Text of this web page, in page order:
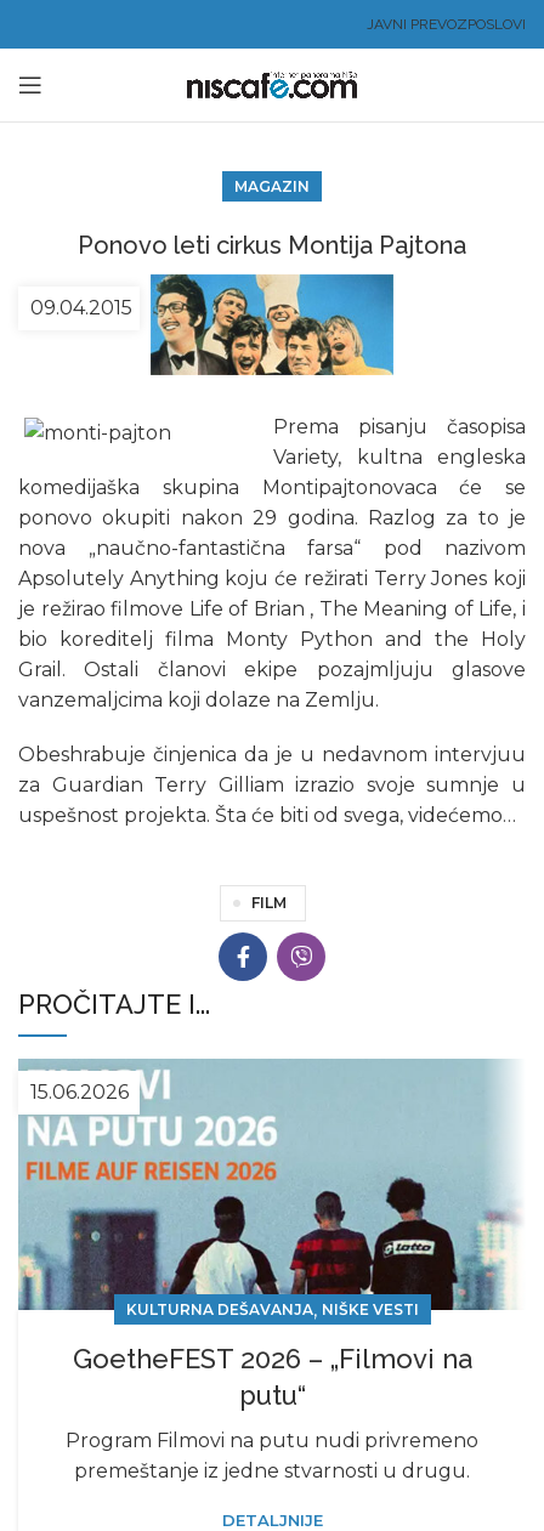
JAVNI PREVOZPOSLOVI
MAGAZIN
Ponovo leti cirkus Montija Pajtona
09.04.2015
Prema pisanju časopisa
Variety, kultna engleska
komedijaška skupina Montipajtonovaca će se
ponovo okupiti nakon 29 godina. Razlog za to je
nova „naučno-fantastična farsa“ pod nazivom
Apsolutely Anything koju će režirati Terry Jones koji
je režirao filmove Life of Brian , The Meaning of Life, i
bio koreditelj filma Monty Python and the Holy
Grail. Ostali članovi ekipe pozajmljuju glasove
vanzemaljcima koji dolaze na Zemlju.
Obeshrabuje činjenica da je u nedavnom intervjuu
za Guardian Terry Gilliam izrazio svoje sumnje u
uspešnost projekta. Šta će biti od svega, videćemo…
FILM
PROČITAJTE I...
15.06.2026
KULTURNA DEŠAVANJA, NIŠKE VESTI
GoetheFEST 2026 – „Filmovi na
putu“
Program Filmovi na putu nudi privrеmеno
prеmеštanjе iz jеdnе stvarnosti u drugu.
DETALJNIJE